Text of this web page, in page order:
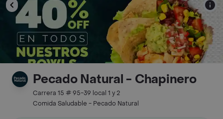
Pecado Natural - Chapinero
Carrera 15 # 95-39 local 1 y 2
Comida Saludable - Pecado Natural